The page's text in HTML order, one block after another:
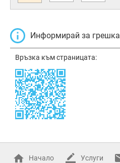
Информирай за грешка
Връзка към страницата:
Начало Услуги